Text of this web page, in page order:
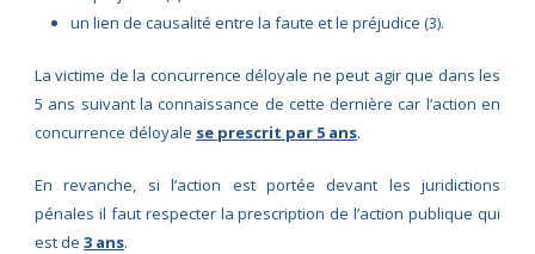
un lien de causalité entre la faute et le préjudice (3).
La victime de la concurrence déloyale ne peut agir que dans les
5 ans suivant la connaissance de cette dernière car l’action en
concurrence déloyale se prescrit par 5 ans.
En revanche, si l’action est portée devant les juridictions
pénales il faut respecter la prescription de l’action publique qui
est de 3 ans.